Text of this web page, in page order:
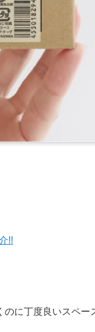
!!
に丁度良いスペー